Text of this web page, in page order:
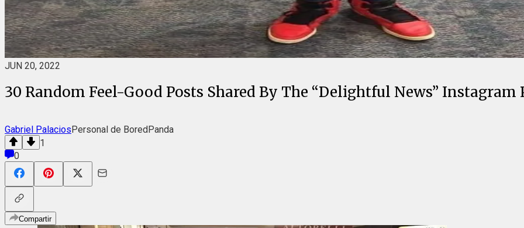
JUN 20, 2022
30 Random Feel-Good Posts Shared By The “Delightful News” Instagram
Gabriel PalaciosPersonal de BoredPanda
1
0
Compartir